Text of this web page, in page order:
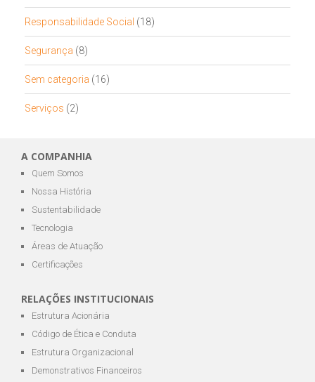
Responsabilidade Social (18)
Segurança (8)
Sem categoria (16)
Serviços (2)
A COMPANHIA
Quem Somos
Nossa História
Sustentabilidade
Tecnologia
Áreas de Atuação
Certificações
RELAÇÕES INSTITUCIONAIS
Estrutura Acionária
Código de Ética e Conduta
Estrutura Organizacional
Demonstrativos Financeiros